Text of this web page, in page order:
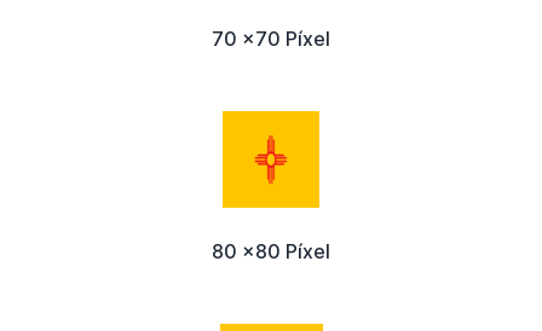
70 x70 Píxel
80 x80 Píxel